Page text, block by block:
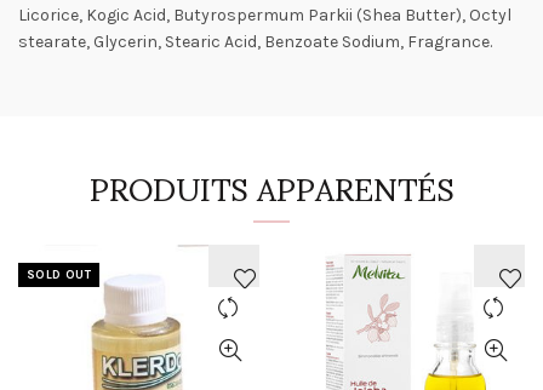
Licorice, Kogic Acid, Butyrospermum Parkii (Shea Butter), Octyl
stearate, Glycerin, Stearic Acid, Benzoate Sodium, Fragrance.
PRODUITS APPARENTÉS
SOLD OUT